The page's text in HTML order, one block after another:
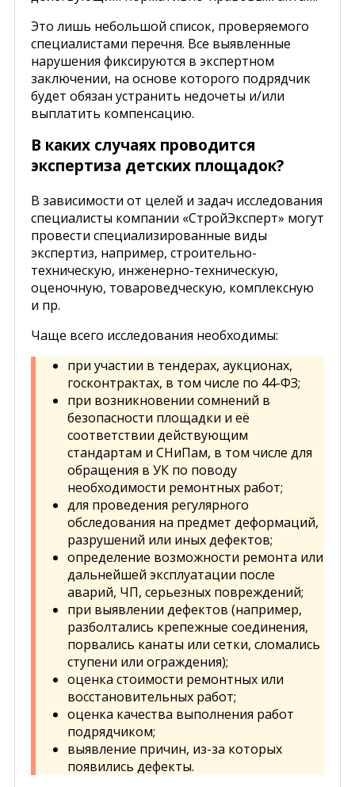
Это лишь небольшой список, проверяемого
специалистами перечня. Все выявленные
нарушения фиксируются в экспертном
заключении, на основе которого подрядчик
будет обязан устранить недочеты и/или
выплатить компенсацию.
В каких случаях проводится
экспертиза детских площадок?
В зависимости от целей и задач исследования
специалисты компании «СтройЭксперт» могут
провести специализированные виды
экспертиз, например, строительно-
техническую, инженерно-техническую,
оценочную, товароведческую, комплексную
и пр.
Чаще всего исследования необходимы:
при участии в тендерах, аукционах,
госконтрактах, в том числе по 44-ФЗ;
при возникновении сомнений в
безопасности площадки и её
соответствии действующим
стандартам и СНиПам, в том числе для
обращения в УК по поводу
необходимости ремонтных работ;
для проведения регулярного
обследования на предмет деформаций,
разрушений или иных дефектов;
определение возможности ремонта или
дальнейшей эксплуатации после
аварий, ЧП, серьезных повреждений;
при выявлении дефектов (например,
разболтались крепежные соединения,
порвались канаты или сетки, сломались
ступени или ограждения);
оценка стоимости ремонтных или
восстановительных работ;
оценка качества выполнения работ
подрядчиком;
выявление причин, из-за которых
появились дефекты.